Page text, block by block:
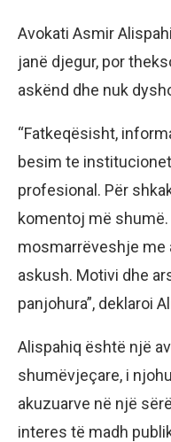
Avokati Asmir
janë djegur, por
askënd dhe nuk
“Fatkeqësisht,
besim te
profesional. Për
komentoj më
mosmarrëveshje me
askush. Motivi dhe
panjohura”, deklaroi
Alispahiq është një
shumëvjeçare, i
akuzuarve në një
interes të madh